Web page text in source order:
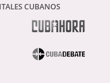
CUBANOS